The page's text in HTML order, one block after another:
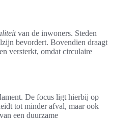
van de inwoners. Steden
bevordert. Bovendien draagt
versterkt, omdat circulaire
De focus ligt hierbij op
tot minder afval, maar ook
een duurzame